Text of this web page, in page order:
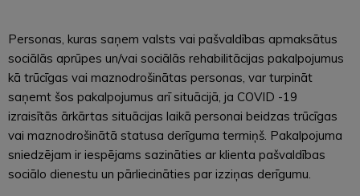
Personas, kuras saņem valsts vai pašvaldības apmaksātus
sociālās aprūpes un/vai sociālās rehabilitācijas pakalpojumus
kā trūcīgas vai maznodrošinātas personas, var turpināt
saņemt šos pakalpojumus arī situācijā, ja COVID -19
izraisītās ārkārtas situācijas laikā personai beidzas trūcīgas
vai maznodrošinātā statusa derīguma termiņš. Pakalpojuma
sniedzējam ir iespējams sazināties ar klienta pašvaldības
sociālo dienestu un pārliecināties par izziņas derīgumu.